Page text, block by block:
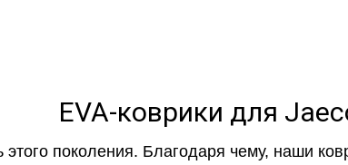
EVA-коврики для
поколения. Благодаря чему, наши